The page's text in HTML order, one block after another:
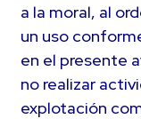
a la moral, al
un uso
en el presente
no realizar
explotación